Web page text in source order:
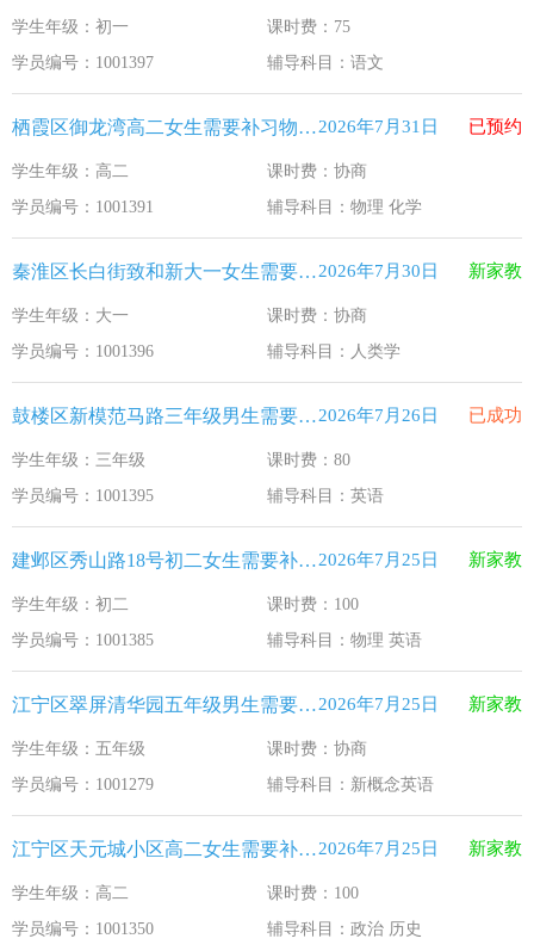
我市2026年春季学期学生资助申请开始
速看！新学期开学安全提示！
致全省中小学生家长的一封信 2026-2-3
教育部关于做好2026年普通高校招生工作的通知 [教学(
江苏33个！教育部最新认定2025年第一批义务教育优质均
2025年12月江苏教育考试月历 2025-12-1
学生年级：初一
课时费：75
学员编号：1001397
辅导科目：语文
栖霞区御龙湾高二女生需要补习物理 化学2026年7月31日 已预约
学生年级：高二
课时费：协商
学员编号：1001391
辅导科目：物理 化学
秦淮区长白街致和新大一女生需要补习人类学2026年7月30日 新家教
学生年级：大一
课时费：协商
学员编号：1001396
辅导科目：人类学
鼓楼区新模范马路三年级男生需要补习英语2026年7月26日 已成功
学生年级：三年级
课时费：80
学员编号：1001395
辅导科目：英语
建邺区秀山路18号初二女生需要补习物理 英语2026年7月25日 新家教
学生年级：初二
课时费：100
学员编号：1001385
辅导科目：物理 英语
江宁区翠屏清华园五年级男生需要补习新概念英语2026年7月25日 新家教
学生年级：五年级
课时费：协商
学员编号：1001279
辅导科目：新概念英语
江宁区天元城小区高二女生需要补习政治 历史2026年7月25日 新家教
学生年级：高二
课时费：100
学员编号：1001350
辅导科目：政治 历史